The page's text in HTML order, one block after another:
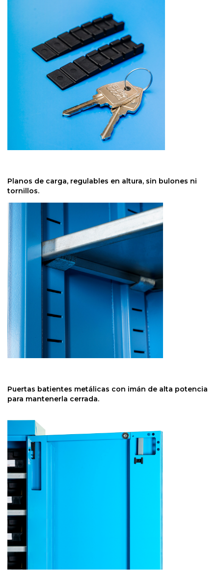
Planos de carga, regulables en altura, sin bulones ni
tornillos.
Puertas batientes metálicas con imán de alta potencia
para mantenerla cerrada.